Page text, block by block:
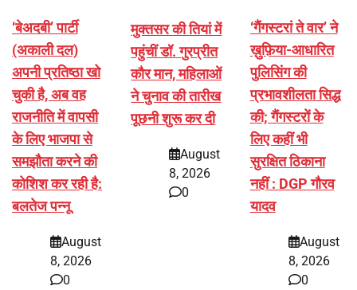
‘बेअदबी’ पार्टी
(अकाली दल)
अपनी प्रतिष्ठा खो
चुकी है, अब वह
राजनीति में वापसी
के लिए भाजपा से
समझौता करने की
कोशिश कर रही है:
बलतेज पन्नू
August
8, 2026
0
मुक्तसर की तियां में
पहुंचीं डॉ. गुरप्रीत
कौर मान, महिलाओं
ने चुनाव की तारीख
पूछनी शुरू कर दी
August
8, 2026
0
‘गैंगस्टरां ते वार’ ने
ख़ुफ़िया-आधारित
पुलिसिंग की
प्रभावशीलता सिद्ध
की; गैंगस्टरों के
लिए कहीं भी
सुरक्षित ठिकाना
नहीं : DGP गौरव
यादव
August
8, 2026
0